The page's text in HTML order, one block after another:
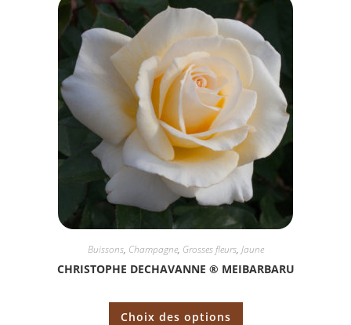
Buissons, Champagne, Grosses fleurs, Jaune
CHRISTOPHE DECHAVANNE ® MEIBARBARU
Choix des options